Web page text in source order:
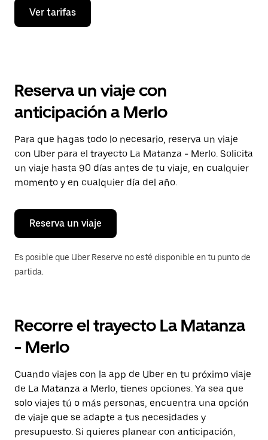
Presiona
flecha
el
y
selecciona
una
fecha.
Presiona
la
tecla Esc
para
el
calendario.
Ver tarifas
Reserva un viaje con
anticipación a Merlo
Para que hagas todo lo necesario, reserva un viaje
con Uber para el trayecto La Matanza - Merlo. Solicita
un viaje hasta 90 días antes de tu viaje, en cualquier
momento y en cualquier día del año.
Reserva un viaje
Es posible que Uber Reserve no esté disponible en tu punto de
partida.
Recorre el trayecto La Matanza
- Merlo
Cuando viajes con la app de Uber en tu próximo viaje
de La Matanza a Merlo, tienes opciones. Ya sea que
solo viajes tú o más personas, encuentra una opción
de viaje que se adapte a tus necesidades y
presupuesto. Si quieres planear con anticipación,